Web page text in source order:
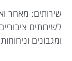
שירותים: מאחר
לשירותים
ומגבונים